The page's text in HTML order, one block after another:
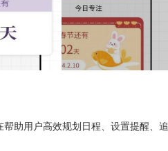
助用户高效规划日程、设置提醒、追